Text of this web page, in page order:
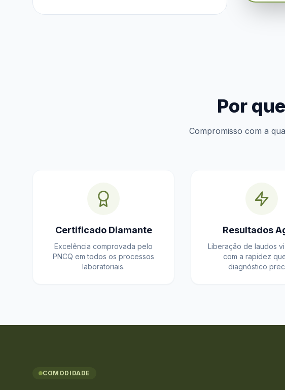
Por
Compromisso com a
Certificado Diamante
Excelência comprovada pelo
PNCQ em todos os processos
laboratoriais.
Resultados
Liberação de laudos
com a rapidez
diagnóstico
COMODIDADE